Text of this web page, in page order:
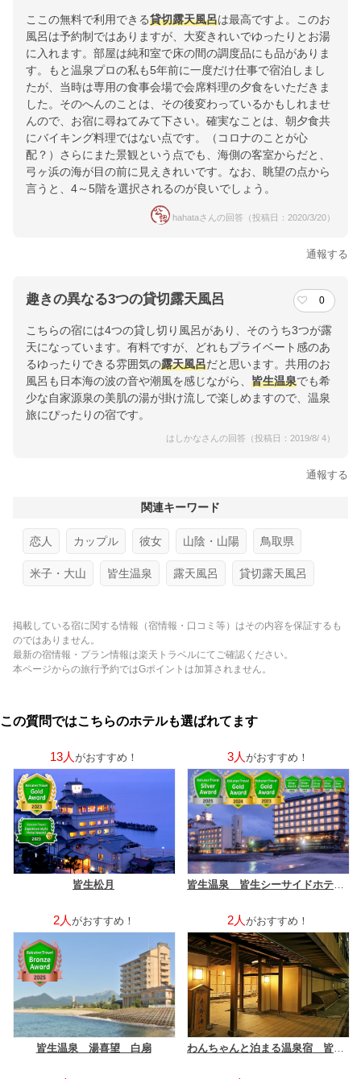
ここの無料で利用できる貸切露天風呂は最高ですよ。このお
風呂は予約制ではありますが、大変きれいでゆったりとお湯
に入れます。部屋は純和室で床の間の調度品にも品がありま
す。もと温泉プロの私も5年前に一度だけ仕事で宿泊しまし
たが、当時は専用の食事会場で会席料理の夕食をいただきま
した。そのへんのことは、その後変わっているかもしれませ
んので、お宿に尋ねてみて下さい。確実なことは、朝夕食共
にバイキング料理ではない点です。（コロナのことが心
配？）さらにまた景観という点でも、海側の客室からだと、
弓ヶ浜の海が目の前に見えきれいです。なお、眺望の点から
言うと、4～5階を選択されるのが良いでしょう。
hahataさんの回答（投稿日：2020/3/20）
通報する
趣きの異なる3つの貸切露天風呂 0
こちらの宿には4つの貸し切り風呂があり、そのうち3つが露
天になっています。有料ですが、どれもプライベート感のあ
るゆったりできる雰囲気の露天風呂だと思います。共用のお
風呂も日本海の波の音や潮風を感じながら、 皆生温泉でも希
少な自家源泉の美肌の湯が掛け流しで楽しめますので、温泉
旅にぴったりの宿です。
はしかなさんの回答（投稿日：2019/8/ 4）
通報する
関連キーワード
恋人 カップル 彼女 山陰・山陽 鳥取県
米子・大山 皆生温泉 露天風呂 貸切露天風呂
掲載している宿に関する情報（宿情報・口コミ等）はその内容を保証するも
のではありません。
最新の宿情報・プラン情報は楽天トラベルにてご確認ください。
本ページからの旅行予約ではGポイントは加算されません。
この質問ではこちらのホテルも選ばれてます
13人 がおすすめ！
皆生松月
3人 がおすすめ！
2人 がおすすめ！
皆生温泉 湯喜望 白扇
2人 がおすすめ！